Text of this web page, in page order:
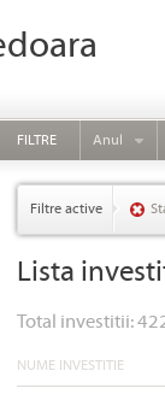
FILTRE Anul
Filtre active
Lista
Total investitii:
NUME INVESTITIE